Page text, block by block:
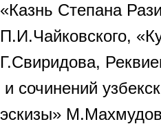
«Казнь Степана
П.И.Чайковского,
Г.Свиридова,
и сочинений
эскизы»